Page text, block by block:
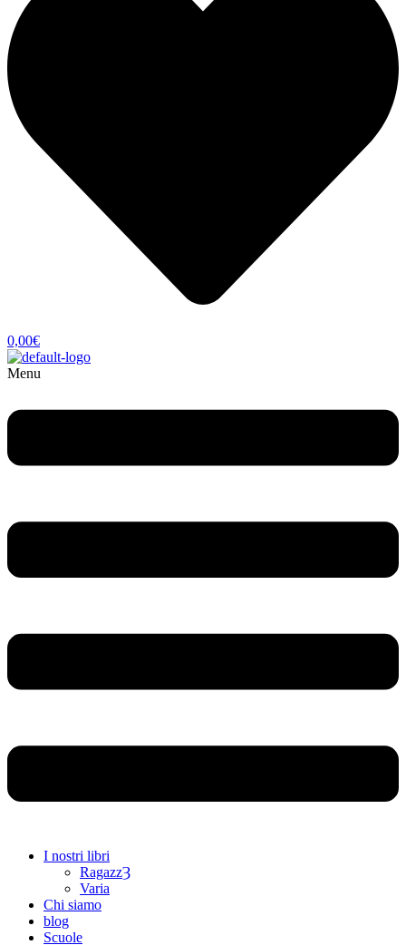
0,00€
Menu
I nostri libri
RagazzȜ
Varia
Chi siamo
blog
Scuole